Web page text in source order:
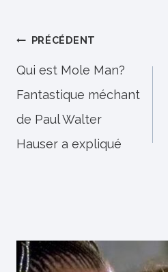
Navigation
de
l’article
PRÉCÉDENT
Qui est Mole Man?
Fantastique méchant
de Paul Walter
Hauser a expliqué